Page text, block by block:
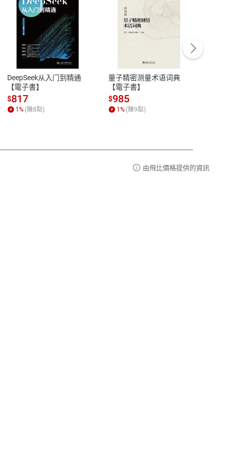
性
參
客服資訊
服務時間：週一到週五 10:00-12:00、
13:00-17:00 (國定假日及例假日休息)
客服電話：0080-1857077
DeepSeek从入门到精通
【電子書】
$817
1% (賺8點)
量子精密测量术语词典
【電子書】
$985
1% (賺9點)
由飛比價格提供的資訊